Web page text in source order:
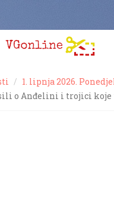
1. lipnja 2026.
o Anđelini i trojici koje